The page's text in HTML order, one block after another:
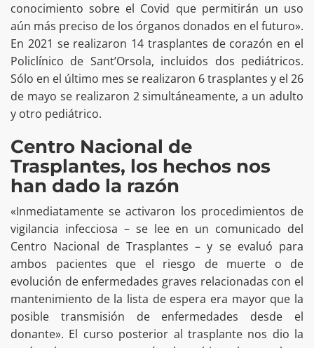
conocimiento sobre el Covid que permitirán un uso
aún más preciso de los órganos donados en el futuro».
En 2021 se realizaron 14 trasplantes de corazón en el
Policlínico de Sant’Orsola, incluidos dos pediátricos.
Sólo en el último mes se realizaron 6 trasplantes y el 26
de mayo se realizaron 2 simultáneamente, a un adulto
y otro pediátrico.
Centro Nacional de
Trasplantes, los hechos nos
han dado la razón
«Inmediatamente se activaron los procedimientos de
vigilancia infecciosa – se lee en un comunicado del
Centro Nacional de Trasplantes – y se evaluó para
ambos pacientes que el riesgo de muerte o de
evolución de enfermedades graves relacionadas con el
mantenimiento de la lista de espera era mayor que la
posible transmisión de enfermedades desde el
donante». El curso posterior al trasplante nos dio la